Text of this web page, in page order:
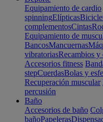
Equipamiento de cardio
spinningElípticas
complementosCintas
Equipamiento de
BancosMancuernas
vibratoriasRecambios y
Accesorios fitness
stepCuerdasBolas y
Recuperación muscular
percusión
Baño
Accesorios de baño
bañoPapeleras